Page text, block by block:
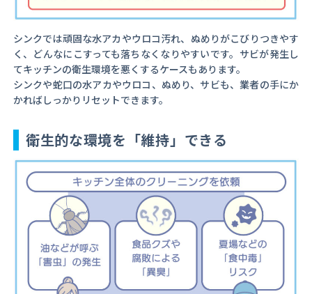
シンクでは頑固な水アカやウロコ汚れ、ぬめりがこびりつきやす
く、どんなにこすっても落ちなくなりやすいです。サビが発生し
てキッチンの衛生環境を悪くするケースもあります。
シンクや蛇口の水アカやウロコ、ぬめり、サビも、業者の手にか
かればしっかりリセットできます。
衛生的な環境を「維持」できる